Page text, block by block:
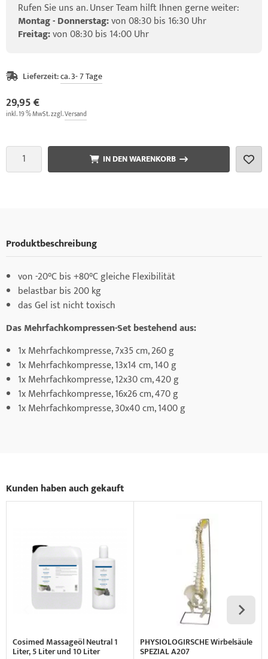
Rufen Sie uns an. Unser Team hilft Ihnen gerne weiter:
Montag - Donnerstag:von 08:30 bis 16:30 Uhr
Freitag:von 08:30 bis 14:00 Uhr
Lieferzeit:ca. 3- 7 Tage
29,95 €
inkl. 19 % MwSt. zzgl.Versand
IN DEN WARENKORB
Produktbeschreibung
von -20°C bis +80°C gleiche Flexibilität
belastbar bis 200 kg
das Gel ist nicht toxisch
Das Mehrfachkompressen-Set bestehend aus:
1x Mehrfachkompresse, 7x35 cm, 260 g
1x Mehrfachkompresse, 13x14 cm, 140 g
1x Mehrfachkompresse, 12x30 cm, 420 g
1x Mehrfachkompresse, 16x26 cm, 470 g
1x Mehrfachkompresse, 30x40 cm, 1400 g
Kunden haben auch gekauft
Cosimed Massageöl Neutral 1
Liter, 5 Liter und 10 Liter
PHYSIOLOGIRSCHE Wirbelsäule
SPEZIAL A207